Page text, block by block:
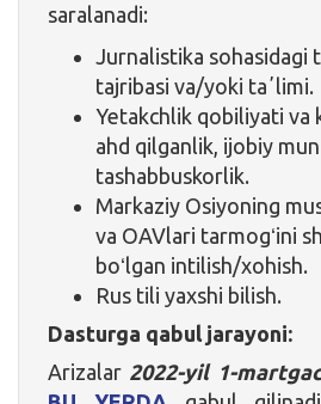
saralanadi:
Jurnalistika sohasidagi
tajribasi va/yoki taʼlimi.
Yetakchlik qobiliyati va
ahd qilganlik, ijobiy
tashabbuskorlik.
Markaziy Osiyoning
va OAVlari tarmogʻini
boʻlgan intilish/xohish.
Rus tili yaxshi bilish.
Dasturga qabul jarayoni:
Arizalar 2022-yil 1-